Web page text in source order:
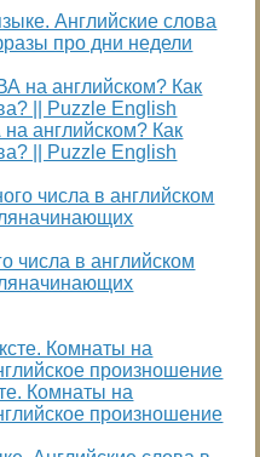
Английские слова
про дни недели
английском? Как
|| Puzzle English
числа в английском
Комнаты на
произношение